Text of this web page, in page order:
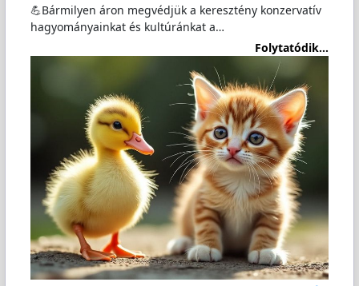
💪Bármilyen áron megvédjük a keresztény konzervatív
hagyományainkat és kultúránkat a…
Folytatódik...